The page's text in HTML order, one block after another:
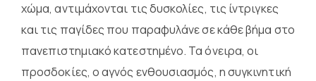
χώμα, αντιμάχονται τις δυσκολίες, τις ίντριγκες
και τις παγίδες που παραφυλάνε σε κάθε βήμα στο
πανεπιστημιακό κατεστημένο. Τα όνειρα, οι
προσδοκίες, ο αγνός ενθουσιασμός, η συγκινητική